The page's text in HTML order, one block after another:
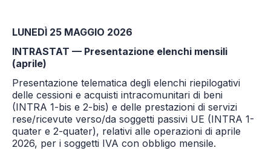
LUNEDÌ 25 MAGGIO 2026
INTRASTAT — Presentazione elenchi mensili
(aprile)
Presentazione telematica degli elenchi riepilogativi
delle cessioni e acquisti intracomunitari di beni
(INTRA 1-bis e 2-bis) e delle prestazioni di servizi
rese/ricevute verso/da soggetti passivi UE (INTRA 1-
quater e 2-quater), relativi alle operazioni di aprile
2026, per i soggetti IVA con obbligo mensile.